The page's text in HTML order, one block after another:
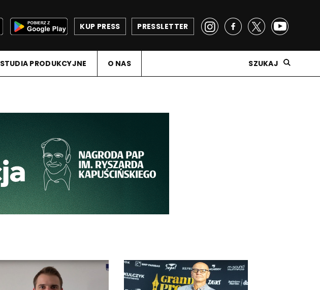
PRESSLETTER
KUP PRESS
STUDIA PRODUKCYJNE O NAS SZUKAJ